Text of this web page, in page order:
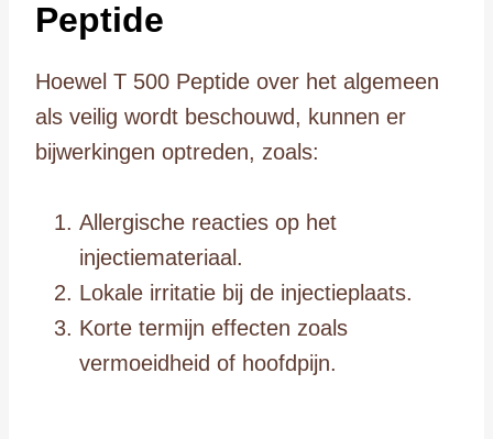
Peptide
Hoewel T 500 Peptide over het algemeen
als veilig wordt beschouwd, kunnen er
bijwerkingen optreden, zoals:
Allergische reacties op het
injectiemateriaal.
Lokale irritatie bij de injectieplaats.
Korte termijn effecten zoals
vermoeidheid of hoofdpijn.